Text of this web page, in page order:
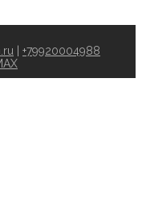
+79920004988